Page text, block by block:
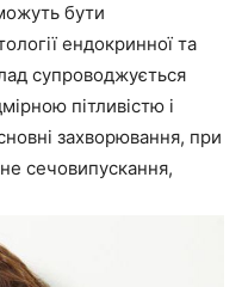
бути
ендокринної та
супроводжується
пітливістю і
захворювання, при
сечовипускання,